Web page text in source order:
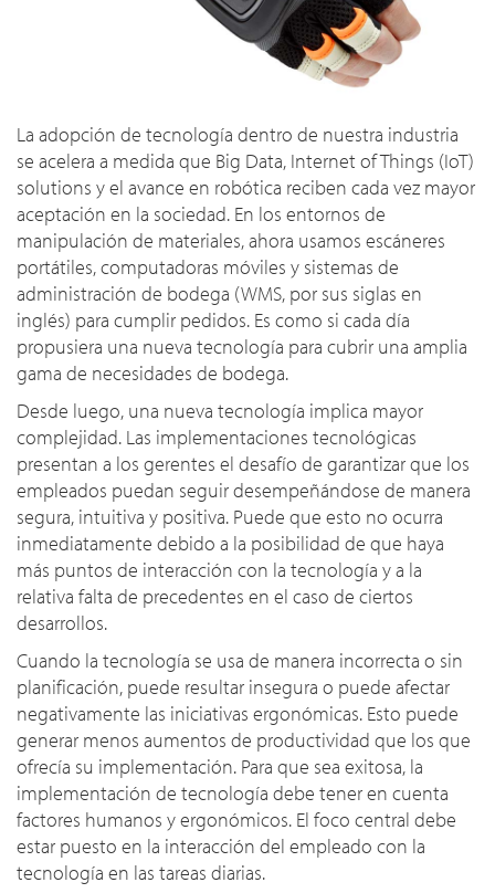
La adopción de tecnología dentro de nuestra industria
se acelera a medida que Big Data, Internet of Things (IoT)
solutions y el avance en robótica reciben cada vez mayor
aceptación en la sociedad. En los entornos de
manipulación de materiales, ahora usamos escáneres
portátiles, computadoras móviles y sistemas de
administración de bodega (WMS, por sus siglas en
inglés) para cumplir pedidos. Es como si cada día
propusiera una nueva tecnología para cubrir una amplia
gama de necesidades de bodega.
Desde luego, una nueva tecnología implica mayor
complejidad. Las implementaciones tecnológicas
presentan a los gerentes el desafío de garantizar que los
empleados puedan seguir desempeñándose de manera
segura, intuitiva y positiva. Puede que esto no ocurra
inmediatamente debido a la posibilidad de que haya
más puntos de interacción con la tecnología y a la
relativa falta de precedentes en el caso de ciertos
desarrollos.
Cuando la tecnología se usa de manera incorrecta o sin
planificación, puede resultar insegura o puede afectar
negativamente las iniciativas ergonómicas. Esto puede
generar menos aumentos de productividad que los que
ofrecía su implementación. Para que sea exitosa, la
implementación de tecnología debe tener en cuenta
factores humanos y ergonómicos. El foco central debe
estar puesto en la interacción del empleado con la
tecnología en las tareas diarias.